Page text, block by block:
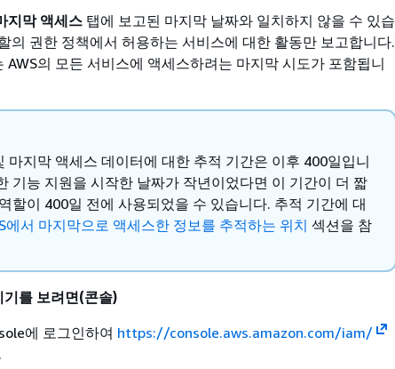
지막 액세스 탭에 보고된 마지막 날짜와 일치하지 않을 수 있습
의 권한 정책에서 허용하는 서비스에 대한 활동만 보고합니다.
AWS의 모든 서비스에 액세스하려는 마지막 시도가 포함됩니
마지막 액세스 데이터에 대한 추적 기간은 이후 400일입니
기능 지원을 시작한 날짜가 작년이었다면 이 기간이 더 짧
할이 400일 전에 사용되었을 수 있습니다. 추적 기간에 대
에서 마지막으로 액세스한 정보를 추적하는 위치 섹션을 참
를 보려면(콘솔)
에 로그인하여 https://console.aws.amazon.com/iam/